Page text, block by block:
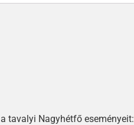
tavalyi Nagyhétfő eseményeit: